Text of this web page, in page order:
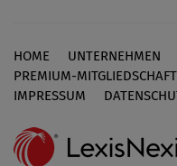
Footer
HOME UNTERNEHMEN
PREMIUM-MITGLIEDSCHAFT
IMPRESSUM